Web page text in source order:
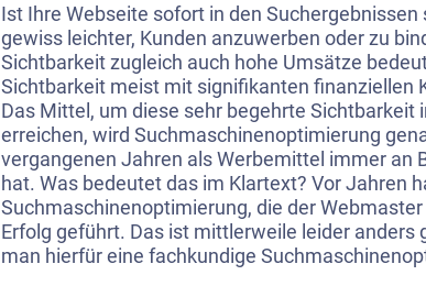
Ist Ihre Webseite sofort in den
gewiss leichter, Kunden anzuwerben oder zu
Sichtbarkeit zugleich auch hohe Umsätze
Sichtbarkeit meist mit signifikanten finanziellen
Das Mittel, um diese sehr begehrte Sichtbarkeit
erreichen, wird Suchmaschinenoptimierung
vergangenen Jahren als Werbemittel immer an
hat. Was bedeutet das im Klartext? Vor Jahren
Suchmaschinenoptimierung, die der
Erfolg geführt. Das ist mittlerweile leider anders
man hierfür eine fachkundige